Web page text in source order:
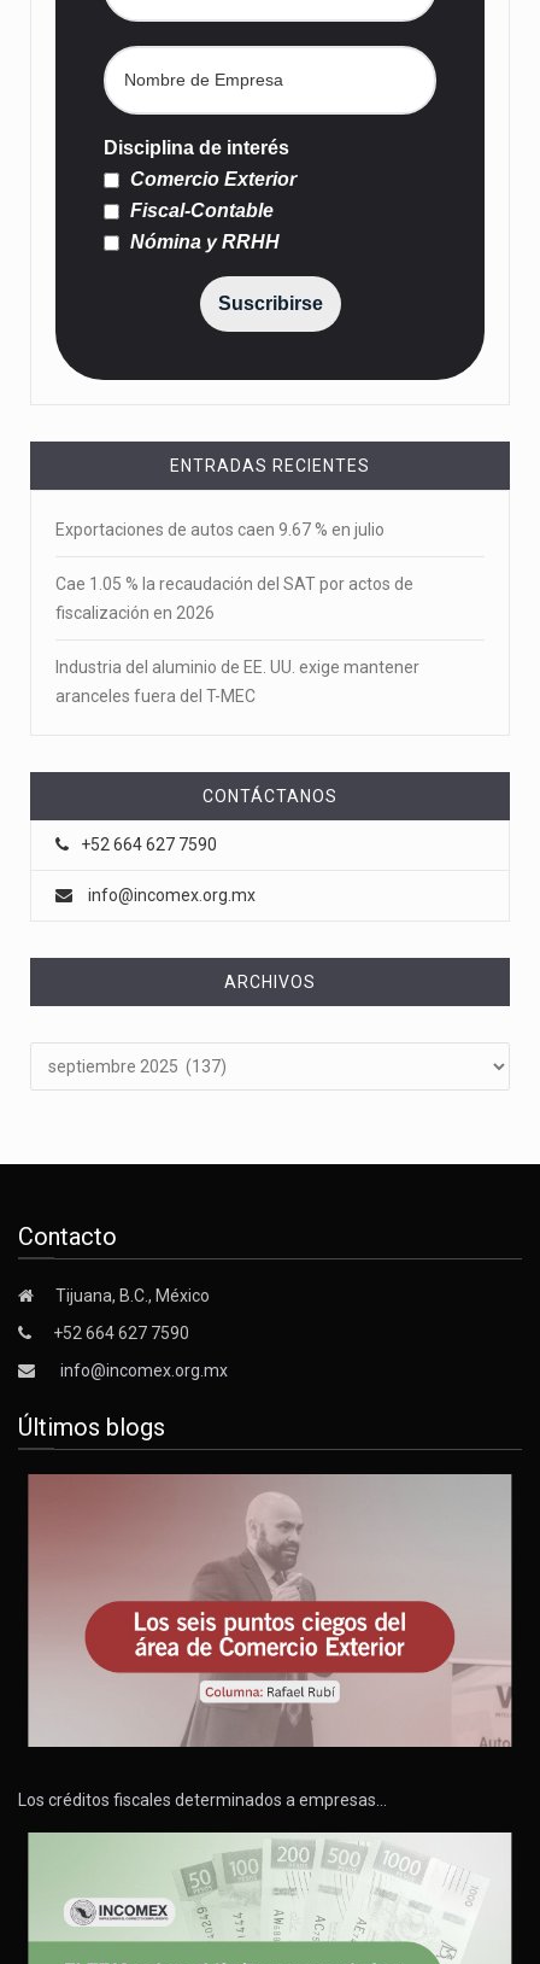
Disciplina de interés
Comercio Exterior
Fiscal-Contable
Nómina y RRHH
Suscribirse
ENTRADAS RECIENTES
Exportaciones de autos caen 9.67 % en julio
Cae 1.05 % la recaudación del SAT por actos de
fiscalización en 2026
Industria del aluminio de EE. UU. exige mantener
aranceles fuera del T-MEC
CONTÁCTANOS
+52 664 627 7590
info@incomex.org.mx
ARCHIVOS
Contacto
Tijuana, B.C., México
+52 664 627 7590
info@incomex.org.mx
Últimos blogs
Los créditos fiscales determinados a empresas…